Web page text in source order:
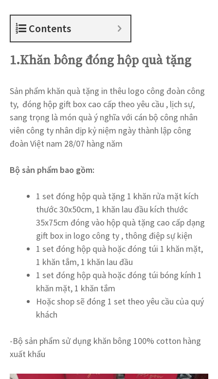
Contents
1.Khăn bông đóng hộp quà tặng
Sản phẩm khăn quà tặng in thêu logo công đoàn công
ty, đóng hộp gift box cao cấp theo yêu cầu , lịch sự,
sang trọng là món quà ý nghĩa với cán bộ công nhân
viên công ty nhân dịp kỷ niệm ngày thành lập công
đoàn Việt nam 28/07 hàng năm
Bộ sản phẩm bao gồm:
1 set đóng hộp quà tặng 1 khăn rửa mặt kích
thước 30x50cm, 1 khăn lau đầu kích thước
35x75cm đóng vào hộp quà tặng cao cấp dạng
gift box in logo công ty , thông điệp sự kiện
1 set đóng hộp quà hoặc đóng túi 1 khăn mặt,
1 khăn tắm, 1 khăn lau đầu
1 set đóng hộp quà hoặc đóng túi bóng kính 1
khăn mặt, 1 khăn tắm
Hoặc shop sẽ đóng 1 set theo yêu cầu của quý
khách
-Bộ sản phẩm sử dụng khăn bông 100% cotton hàng
xuất khẩu